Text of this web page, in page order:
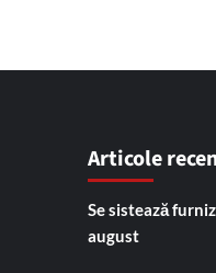
Articole
Se sistează
august